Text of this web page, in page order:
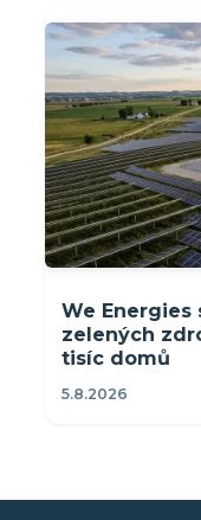
We Energies
zelených
tisíc domů
5.8.2026